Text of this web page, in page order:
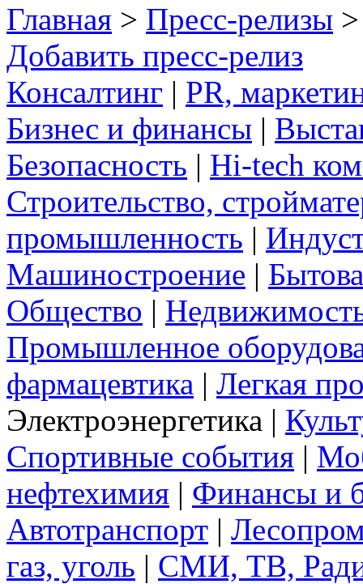
Главная > Пресс-релизы
Добавить пресс-релиз
Консалтинг | PR,
Бизнес и финансы |
Безопасность | Hi-tech
Строительство,
промышленность |
Машиностроение |
Общество |
Промышленное
фармацевтика | Легкая
Электроэнергетика |
Спортивные события |
нефтехимия | Финансы и
Автотранспорт |
газ, уголь | СМИ, ТВ,